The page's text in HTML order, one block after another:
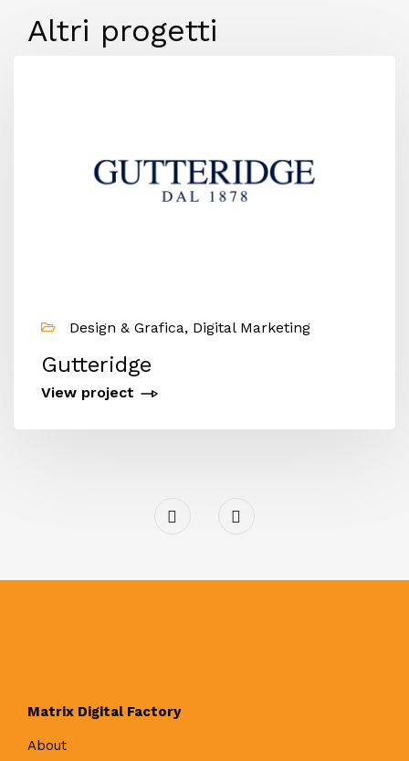
Altri progetti
Design & Grafica, Digital Marketing
Gutteridge
View project
Matrix Digital Factory
About